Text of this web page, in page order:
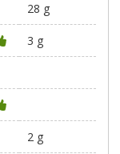
28 g
3 g
2 g